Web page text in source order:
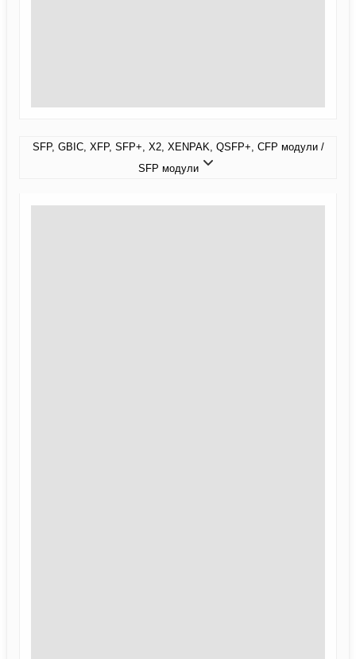
SFP, GBIC, XFP, SFP+, X2, XENPAK, QSFP+, CFP модули /
SFP модули